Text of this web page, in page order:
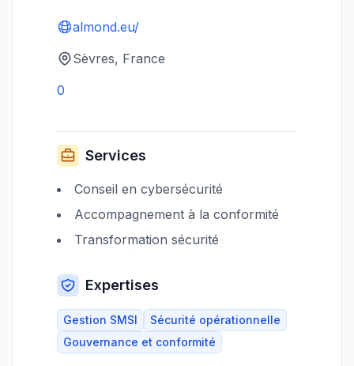
almond.eu/
Sèvres, France
0
Services
Conseil en cybersécurité
Accompagnement à la conformité
Transformation sécurité
Expertises
Gestion SMSI
Sécurité opérationnelle
Gouvernance et conformité